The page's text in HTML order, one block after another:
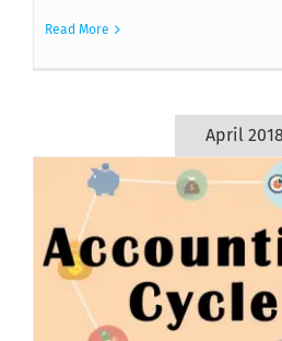
Read More
April 2018